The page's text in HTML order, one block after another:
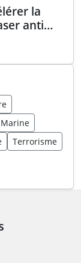
la
anti-
Marine
Terrorisme